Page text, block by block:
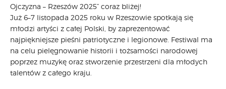
Ojczyzna – Rzeszów 2025” coraz bliżej!
Już 6–7 listopada 2025 roku w Rzeszowie spotkają się
młodzi artyści z całej Polski, by zaprezentować
najpiękniejsze pieśni patriotyczne i legionowe. Festiwal ma
na celu pielęgnowanie historii i tożsamości narodowej
poprzez muzykę oraz stworzenie przestrzeni dla młodych
talentów z całego kraju.